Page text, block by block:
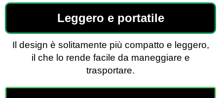
Leggero e portatile
Il design è solitamente più compatto e leggero,
il che lo rende facile da maneggiare e
trasportare.